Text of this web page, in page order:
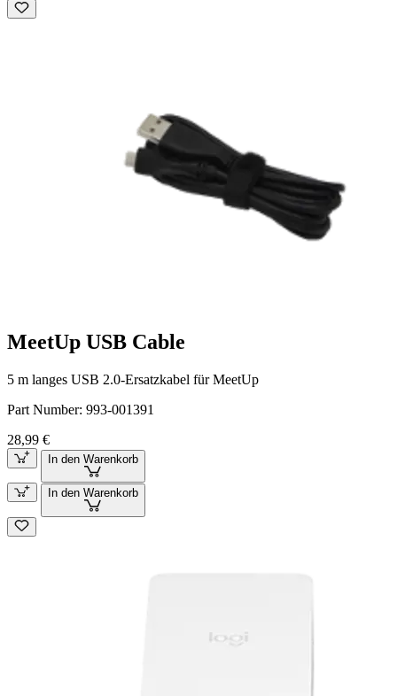
MeetUp USB Cable
5 m langes USB 2.0-Ersatzkabel für MeetUp
Part Number: 993-001391
28,99 €
In den Warenkorb
In den Warenkorb